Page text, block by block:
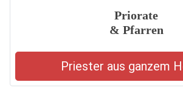
Priorate
& Pfarren
Priester aus ganzem